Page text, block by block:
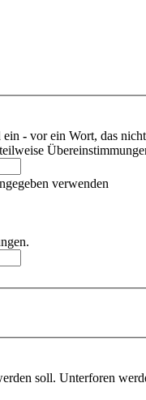
ein - vor ein Wort, das
verwenden
soll. Unterforen